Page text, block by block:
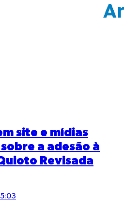
site e mídias
a adesão à
Revisada